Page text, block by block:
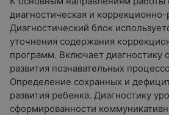
диагностическая и
Диагностический блок
уточнения содержания
программ. Включает диагностику
развития познавательных
Определение сохранных и
развития ребенка. Диагностику
сформированности